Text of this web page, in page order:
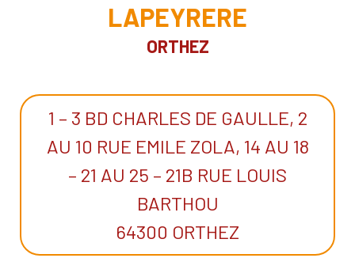
LAPEYRERE
ORTHEZ
1 – 3 BD CHARLES DE GAULLE, 2
AU 10 RUE EMILE ZOLA, 14 AU 18
– 21 AU 25 – 21B RUE LOUIS
BARTHOU
64300 ORTHEZ